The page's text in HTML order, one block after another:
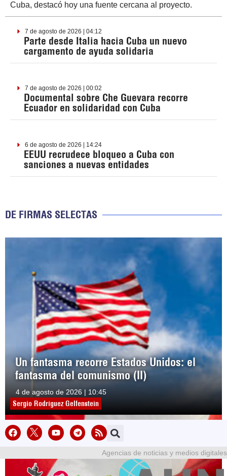
Cuba, destacó hoy una fuente cercana al proyecto.
7 de agosto de 2026 | 04:12
Parte desde Italia hacia Cuba un nuevo
cargamento de ayuda solidaria
7 de agosto de 2026 | 00:02
Documental sobre Che Guevara recorre
Ecuador en solidaridad con Cuba
6 de agosto de 2026 | 14:24
EEUU recrudece bloqueo a Cuba con
sanciones a nuevas entidades
DE FIRMAS SELECTAS
Un fantasma recorre Estados Unidos: el
fantasma del comunismo (II)
4 de agosto de 2026 | 10:45
Sergio Rodríguez Gelfenstein
Agencias de noticias y medios digitales